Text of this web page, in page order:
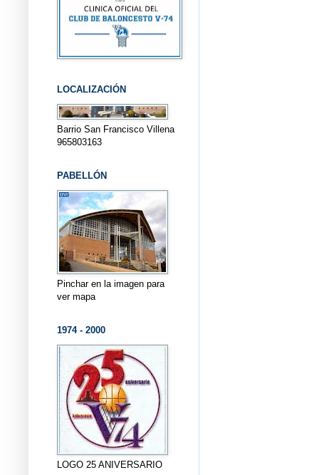
LOCALIZACIÓN
Barrio San Francisco Villena
965803163
PABELLÓN
Pinchar en la imagen para
ver mapa
1974 - 2000
LOGO 25 ANIVERSARIO